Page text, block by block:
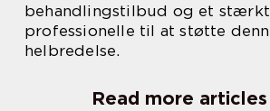
behandlingstilbud og et
professionelle til at støtte
helbredelse.
Read more